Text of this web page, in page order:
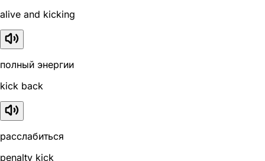
alive and kicking
полный энергии
kick back
расслабиться
penalty kick